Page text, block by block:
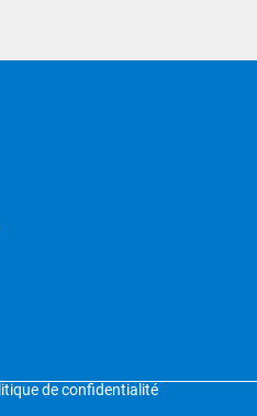
de confidentialité